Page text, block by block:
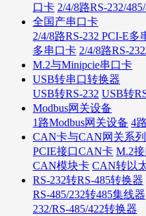
口卡 2/4/8路RS-232/
全国产串口卡
2/4/8路RS-232 PCI-E多
多串口卡 2/4/8路RS-
M.2与Minipcie串口卡
USB转串口转换器
USB转RS-232 USB转
Modbus网关设备
1路Modbus网关设备 4
CAN卡与CAN网关系列
PCIE接口CAN卡 M.2
CAN模块卡 CAN转以
RS-232转RS-485转换器
RS-485/232转485集线器
232/RS-485/422转换器